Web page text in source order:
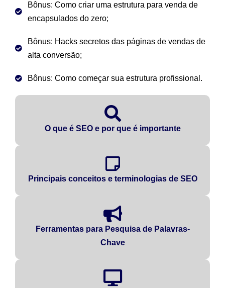
Bônus: Como criar uma estrutura para venda de
encapsulados do zero;
Bônus: Hacks secretos das páginas de vendas de
alta conversão;
Bônus: Como começar sua estrutura profissional.
O que é SEO e por que é importante
Principais conceitos e terminologias de SEO
Ferramentas para Pesquisa de Palavras-
Chave